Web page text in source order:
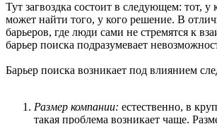
Тут загвоздка состоит в следующем: тот, у
может найти того, у кого решение. В
барьеров, где люди сами не стремятся к
барьер поиска подразумевает
Барьер поиска возникает под влиянием
Размер компании: естественно, в
такая проблема возникает чаще.